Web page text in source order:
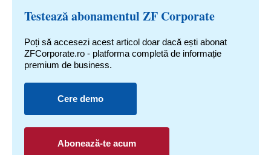
Testează abonamentul ZF Corporate
Poți să accesezi acest articol doar dacă ești abonat
ZFCorporate.ro - platforma completă de informație
premium de business.
Cere demo
Abonează-te acum